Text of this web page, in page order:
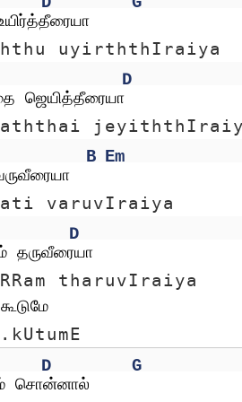
uyirththIraiya
D
ஜெயித்தீரையா
B Em
varuvIraiya
D
தருவீரையா
tharuvIraiya
D G
சொன்னால்